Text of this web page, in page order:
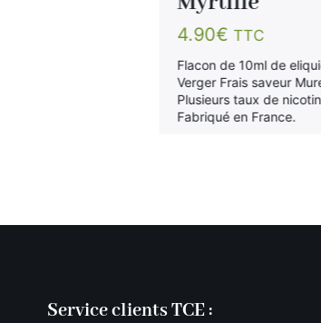
4.90€ TTC
Flacon de 10ml de
Verger Frais saveur
Plusieurs taux de
Fabriqué en France.
Service clients TCE :